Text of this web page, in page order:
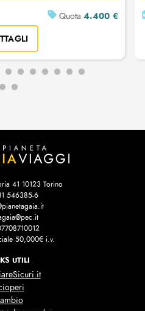
Quota 4.400 €
41 10123 Torino
546385-6
50,000€ i.v.
UTILI